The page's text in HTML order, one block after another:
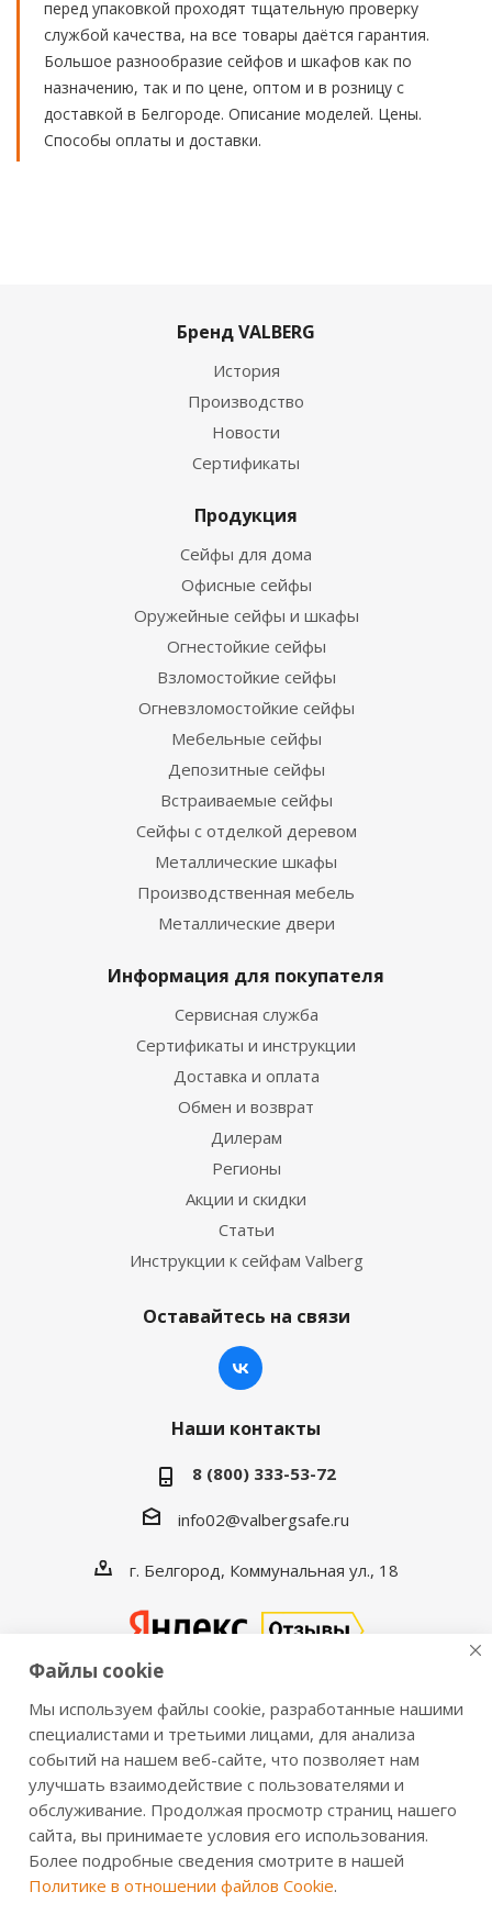
перед упаковкой проходят тщательную проверку
службой качества, на все товары даётся гарантия.
Большое разнообразие сейфов и шкафов как по
назначению, так и по цене, оптом и в розницу с
доставкой в Белгороде. Описание моделей. Цены.
Способы оплаты и доставки.
Бренд VALBERG
История
Производство
Новости
Сертификаты
Продукция
Сейфы для дома
Офисные сейфы
Оружейные сейфы и шкафы
Огнестойкие сейфы
Взломостойкие сейфы
Огневзломостойкие сейфы
Мебельные сейфы
Депозитные сейфы
Встраиваемые сейфы
Сейфы с отделкой деревом
Металлические шкафы
Производственная мебель
Металлические двери
Информация для покупателя
Сервисная служба
Сертификаты и инструкции
Доставка и оплата
Обмен и возврат
Дилерам
Регионы
Акции и скидки
Статьи
Инструкции к сейфам Valberg
Оставайтесь на связи
Наши контакты
8 (800) 333-53-72
info02@valbergsafe.ru
г. Белгород, Коммунальная ул., 18
2016-2026 © VALBERGSAFE.RU — Интернет-магазин
сейфов Valberg и металлической мебели Практик.
Продажа сейфов для дома и офиса, металлических
шкафов, стеллажей, металлических дверей.
Информация о розничных ценах, технических
характеристиках, наличии на складе носит справочный
характер и не является публичной офертой,
Файлы cookie
Мы используем файлы cookie, разработанные нашими
специалистами и третьими лицами, для анализа
событий на нашем веб-сайте, что позволяет нам
улучшать взаимодействие с пользователями и
обслуживание. Продолжая просмотр страниц нашего
сайта, вы принимаете условия его использования.
Более подробные сведения смотрите в нашей
Политике в отношении файлов Cookie.